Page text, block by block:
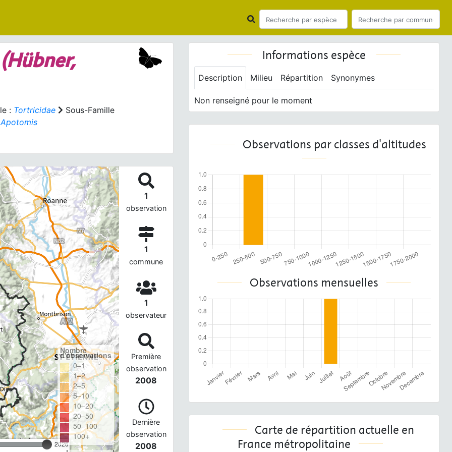
: Tortricidae
Sous-Famille
Apotomis
2026
Nombre
d'observations
0–1
1–2
2–5
5–10
10–20
20–50
50–100
100+
1
observation
1
commune
1
observateur
Première
observation
2008
Dernière
observation
2008
Informations espèce
Description Milieu Répartition Synonymes
Non renseigné pour le moment
Observations par classes d'altitudes
Observations mensuelles
Carte de répartition actuelle en
France métropolitaine